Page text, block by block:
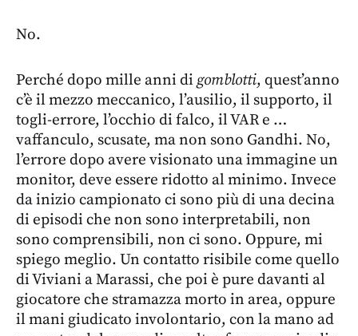
No.
Perché dopo mille anni di gomblotti, quest’anno
c’è il mezzo meccanico, l’ausilio, il supporto, il
togli-errore, l’occhio di falco, il VAR e …
vaffanculo, scusate, ma non sono Gandhi. No,
l’errore dopo avere visionato una immagine un
monitor, deve essere ridotto al minimo. Invece
da inizio campionato ci sono più di una decina
di episodi che non sono interpretabili, non
sono comprensibili, non ci sono. Oppure, mi
spiego meglio. Un contatto risibile come quello
di Viviani a Marassi, che poi è pure davanti al
giocatore che stramazza morto in area, oppure
il mani giudicato involontario, con la mano ad